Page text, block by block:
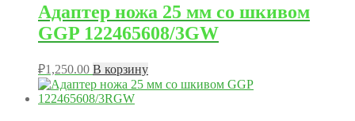
Адаптер ножа 25 мм со шкивом
GGP 122465608/3GW
₽1,250.00 В корзину